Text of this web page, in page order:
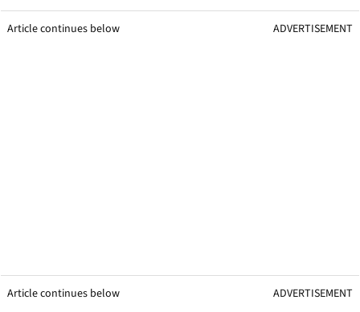
Article continues below ADVERTISEMENT
Article continues below ADVERTISEMENT